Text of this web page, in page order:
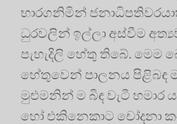
භාරගනිමින්
ධුරවලින් ඉල්ලා අස්වීම
පැහැදිලි හේතු තිබේ. මෙම
හේතුවෙන් පාලනය පිළිබඳ
මුළුමනින් ම බිඳ වැටී හමාර
හෝ එකිනෙකාට චෝදනා